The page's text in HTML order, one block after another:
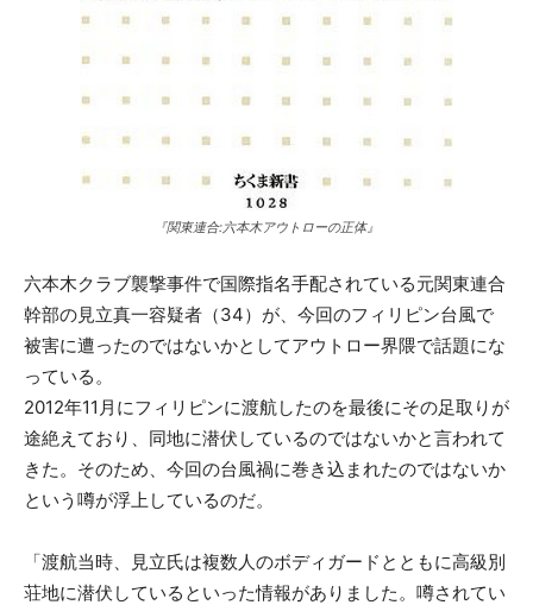
『関東連合:六本木アウトローの正体』
六本木クラブ襲撃事件で国際指名手配されている元関東連合
幹部の見立真一容疑者（34）が、今回のフィリピン台風で
被害に遭ったのではないかとしてアウトロー界隈で話題にな
っている。
2012年11月にフィリピンに渡航したのを最後にその足取りが
途絶えており、同地に潜伏しているのではないかと言われて
きた。そのため、今回の台風禍に巻き込まれたのではないか
という噂が浮上しているのだ。
「渡航当時、見立氏は複数人のボディガードとともに高級別
荘地に潜伏しているといった情報がありました。噂されてい